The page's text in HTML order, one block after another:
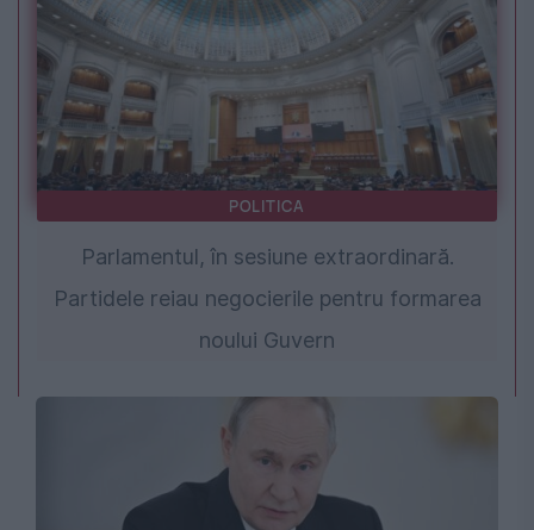
POLITICA
Parlamentul, în sesiune extraordinară.
Partidele reiau negocierile pentru formarea
noului Guvern